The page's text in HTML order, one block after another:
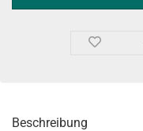
Beschreibung